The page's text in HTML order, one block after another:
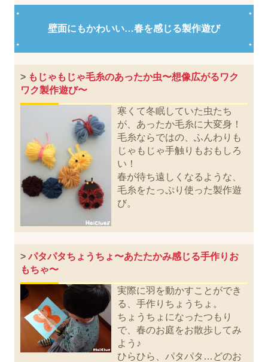
壁面にもかわいい…春を感じる製作遊び
> もじゃもじゃ毛糸のあったか虫〜想像広がるワク
ワク製作遊び〜
寒くて冬眠していた虫たち
が、あったか毛糸に大変身！
毛糸ならではの、ふんわりも
じゃもじゃ手触りもおもしろ
い！
春が待ち遠しくなるような、
毛糸をたっぷり使った製作遊
び。
>パタパタちょうちょ〜あたたかみ感じる手作りお
もちゃ〜
実際に羽を動かすことができ
る、手作りちょうちょ。
ちょうちょになったつもり
で、春のお庭をお散歩してみ
よう♪
ひらひら、パタパタ…どのお